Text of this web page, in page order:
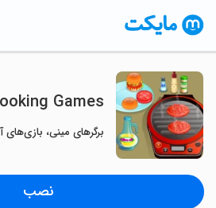
Games
برگرهای مینی، بازی‌های
نصب